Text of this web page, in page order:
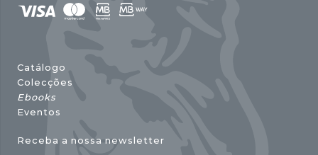
Catálogo
Colecções
Ebooks
Eventos
Receba a nossa newsletter